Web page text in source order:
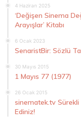
4 Haziran 2025
‘Değişen Sinema
Arayışlar’ Kitabı
6 Ocak 2023
SenaristBir: Sözlü
30 Mayıs 2015
1 Mayıs 77 (1977)
26 Ocak 2015
sinematek.tv Sürekli
Ediniz!